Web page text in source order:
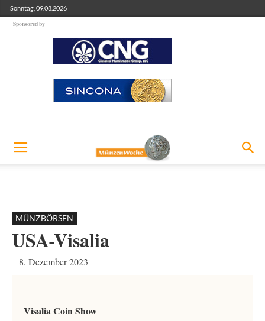
Sonntag, 09.08.2026
Sponsored by
MÜNZBÖRSEN
USA-Visalia
8. Dezember 2023
Visalia Coin Show